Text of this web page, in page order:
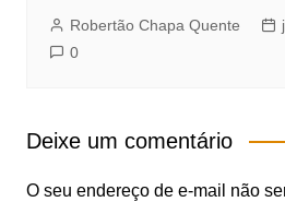
Robertão Chapa Quente
0
Deixe um comentário
O seu endereço de e-mail não